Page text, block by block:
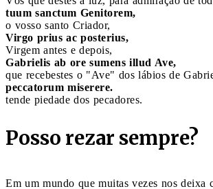
tuum sanctum Genitorem,
o vosso santo Criador,
Virgo prius ac posterius,
Virgem antes e depois,
Gabrielis ab ore sumens illud Ave,
que recebestes o "Ave" dos lábios de
peccatorum miserere.
tende piedade dos pecadores.
Posso rezar sempre?
Em um mundo que muitas vezes nos deixa